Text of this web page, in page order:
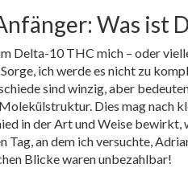
Was ist
Delta-10 THC mich – oder
Sorge, ich werde es nicht zu
sind winzig, aber
Dies mag nach
in der Art und Weise bewirkt,
Tag, an dem ich versuchte,
Blicke waren unbezahlbar!